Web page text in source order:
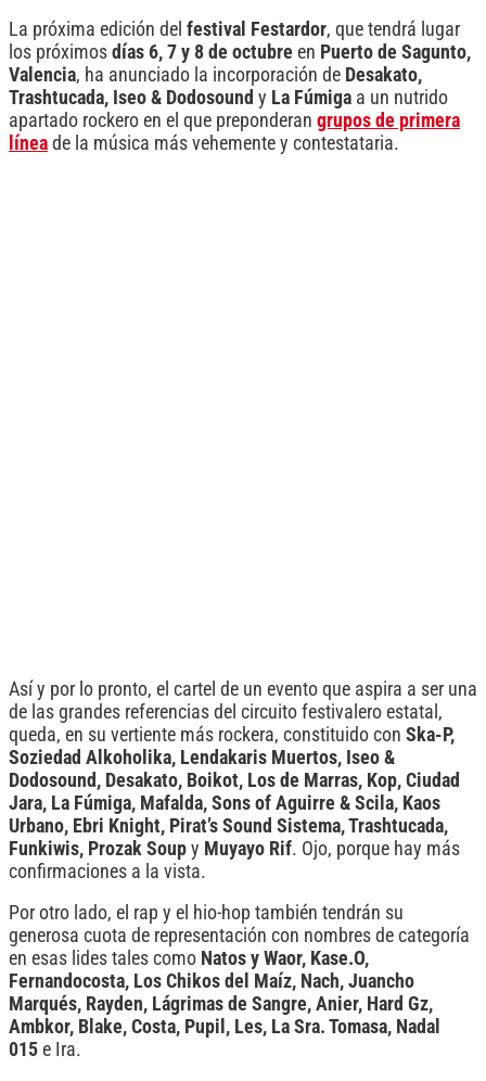
La próxima edición del festival Festardor, que tendrá lugar
los próximos días 6, 7 y 8 de octubre en Puerto de Sagunto,
Valencia, ha anunciado la incorporación de Desakato,
Trashtucada, Iseo & Dodosound y La Fúmiga a un nutrido
apartado rockero en el que preponderan grupos de primera
línea de la música más vehemente y contestataria.
Así y por lo pronto, el cartel de un evento que aspira a ser una
de las grandes referencias del circuito festivalero estatal,
queda, en su vertiente más rockera, constituido con Ska-P,
Soziedad Alkoholika, Lendakaris Muertos, Iseo &
Dodosound, Desakato, Boikot, Los de Marras, Kop, Ciudad
Jara, La Fúmiga, Mafalda, Sons of Aguirre & Scila, Kaos
Urbano, Ebri Knight, Pirat’s Sound Sistema, Trashtucada,
Funkiwis, Prozak Soup y Muyayo Rif. Ojo, porque hay más
confirmaciones a la vista.
Por otro lado, el rap y el hio-hop también tendrán su
generosa cuota de representación con nombres de categoría
en esas lides tales como Natos y Waor, Kase.O,
Fernandocosta, Los Chikos del Maíz, Nach, Juancho
Marqués, Rayden, Lágrimas de Sangre, Anier, Hard Gz,
Ambkor, Blake, Costa, Pupil, Les, La Sra. Tomasa, Nadal
015 e Ira.